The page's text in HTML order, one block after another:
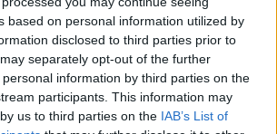
based on personal information utilized by
disclosed to third parties prior to
separately opt-out of the further
information by third parties on the
participants. This information may
us to third parties on the IAB’s List of
980 - Grille 3
980 - Grille 4
980 - Grille 5